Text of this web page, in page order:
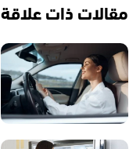
مقالات ذات علاقة